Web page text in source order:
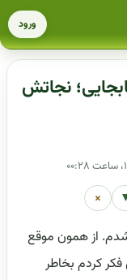
ورود
نجاتش
×
از همون موقع
کردم بخاطر